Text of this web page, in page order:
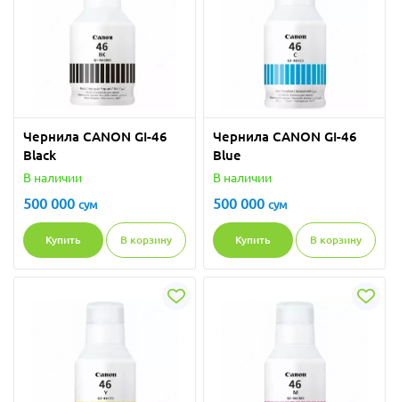
Чернила CANON GI-46
Black
В наличии
500 000 сум
Купить В корзину
Чернила CANON GI-46
Blue
В наличии
500 000 сум
Купить В корзину